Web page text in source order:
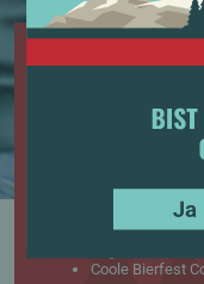
Natürlich braucht es
Kräfte. Als Helfer:in
Ticket Afterparty
Helfer*innen Shirt
Essen und
Coole Bierfest
YES